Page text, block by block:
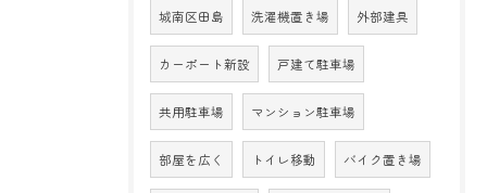
城南区田島 洗濯機置き場 外部建具
カーポート新設 戸建て駐車場
共用駐車場 マンション駐車場
部屋を広く トイレ移動 バイク置き場